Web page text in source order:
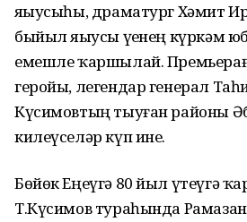
яҙыусыһы, драматург Хәмит
быйыл яҙыусы үҙенең күркәм
емешле ҡаршылай.
геройы, легендар генерал
Күсимовтың тыуған районы
килеүселәр күп ине.
Бөйөк Еңеүгә 80 йыл үтеүгә
Т.Күсимов тураһында